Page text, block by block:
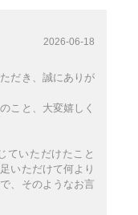
2026-06-18
だき、誠にありが
こと、大変嬉しく
ていただけたこと
いただけて何より
、そのようなお言